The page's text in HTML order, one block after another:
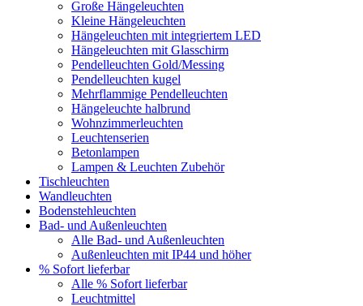
Große Hängeleuchten
Kleine Hängeleuchten
Hängeleuchten mit integriertem LED
Hängeleuchten mit Glasschirm
Pendelleuchten Gold/Messing
Pendelleuchten kugel
Mehrflammige Pendelleuchten
Hängeleuchte halbrund
Wohnzimmerleuchten
Leuchtenserien
Betonlampen
Lampen & Leuchten Zubehör
Tischleuchten
Wandleuchten
Bodenstehleuchten
Bad- und Außenleuchten
Alle Bad- und Außenleuchten
Außenleuchten mit IP44 und höher
% Sofort lieferbar
Alle % Sofort lieferbar
Leuchtmittel